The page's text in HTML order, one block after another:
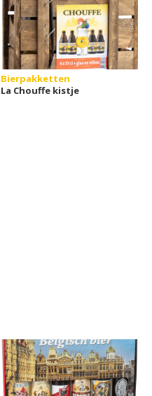
Bierpakketten
La Chouffe kistje